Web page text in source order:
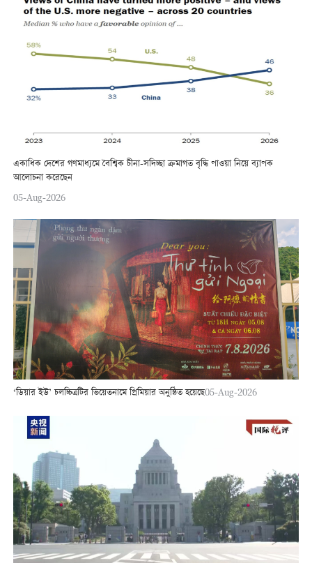
একাধিক দেশের গণমাধ্যমে বৈশ্বিক চীনা-সদিচ্ছা ক্রমাগত বৃদ্ধি পাওয়া নিয়ে ব্যাপক
আলোচনা করেছেন
05-Aug-2026
‘ডিয়ার ইউ’ চলচ্চিত্রটির ভিয়েতনামে প্রিমিয়ার অনুষ্ঠিত হয়েছে05-Aug-2026